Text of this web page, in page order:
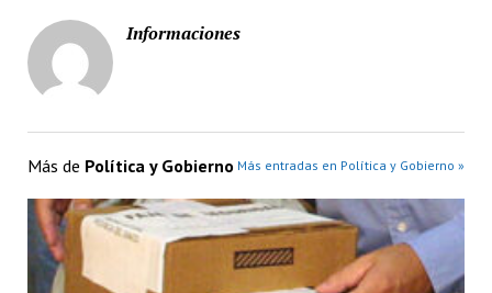
Informaciones
Más de Política y Gobierno Más entradas en Política y Gobierno »